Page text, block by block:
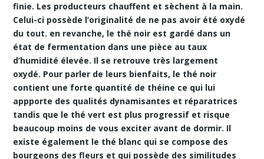
finie. Les producteurs chauffent et sèchent à la main.
Celui-ci possède l’originalité de ne pas avoir été oxydé
du tout. en revanche, le thé noir est gardé dans un
état de fermentation dans une pièce au taux
d’humidité élevée. Il se retrouve très largement
oxydé. Pour parler de leurs bienfaits, le thé noir
contient une forte quantité de théine ce qui lui
appporte des qualités dynamisantes et réparatrices
tandis que le thé vert est plus progressif et risque
beaucoup moins de vous exciter avant de dormir. Il
existe également le thé blanc qui se compose des
bourgeons des fleurs et qui possède des similitudes